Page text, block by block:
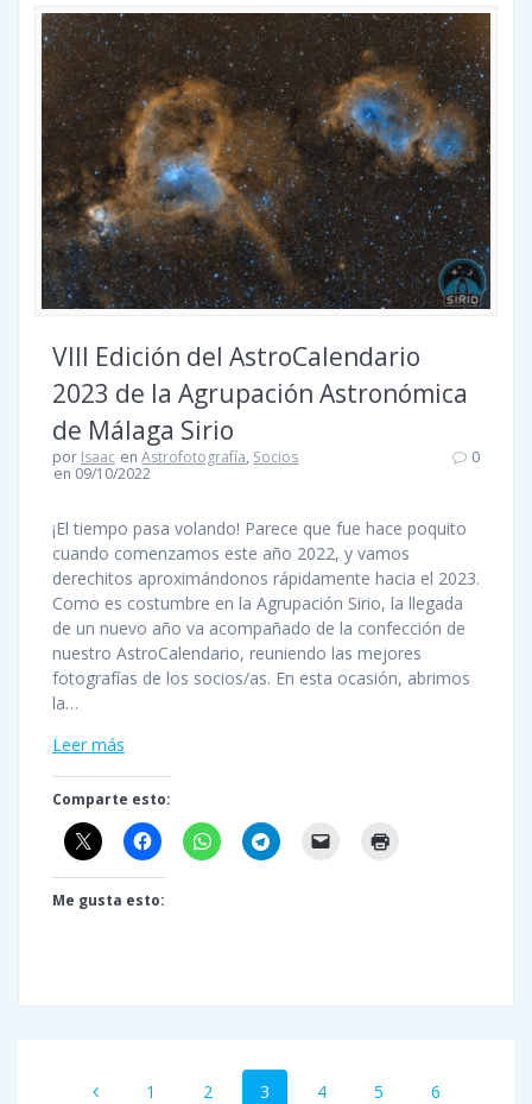
VIII Edición del AstroCalendario
2023 de la Agrupación Astronómica
de Málaga Sirio
por Isaac enAstrofotografía, Socios
en 09/10/2022
0
¡El tiempo pasa volando! Parece que fue hace poquito
cuando comenzamos este año 2022, y vamos
derechitos aproximándonos rápidamente hacia el 2023.
Como es costumbre en la Agrupación Sirio, la llegada
de un nuevo año va acompañado de la confección de
nuestro AstroCalendario, reuniendo las mejores
fotografías de los socios/as. En esta ocasión, abrimos
la…
Leer más
Comparte esto:
Me gusta esto:
Navegación
Página
1 Página
2 Página
3 Página
4 Página
5 Página
6